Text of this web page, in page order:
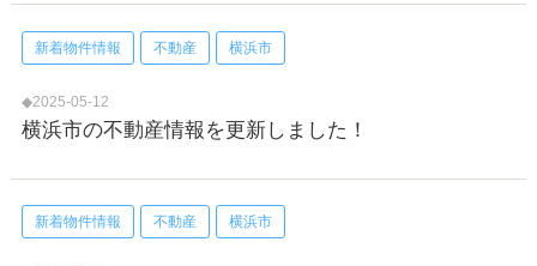
新着物件情報 不動産 横浜市
◆2025-05-12
横浜市の不動産情報を更新しました！
新着物件情報 不動産 横浜市